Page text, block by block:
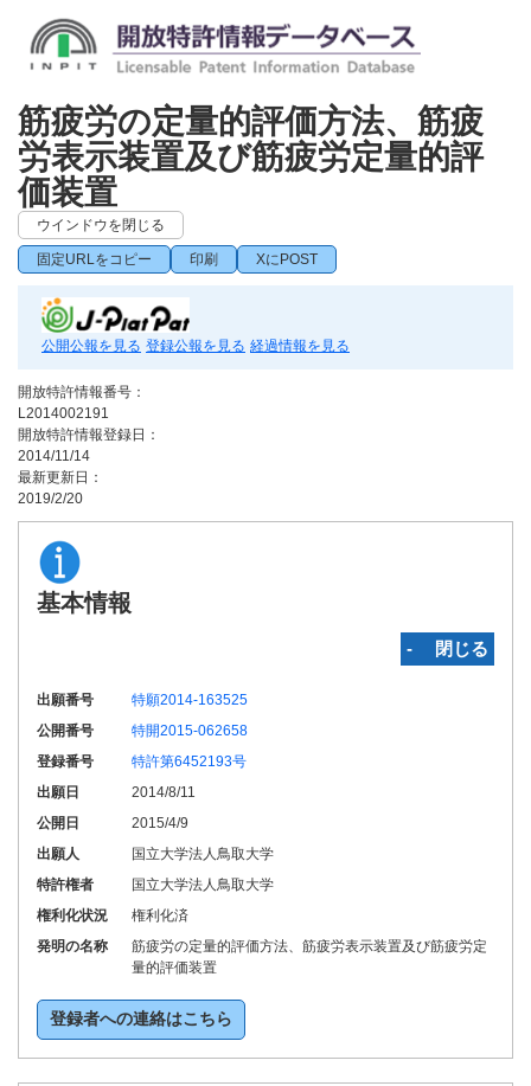
筋疲労の定量的評価方法、筋疲
労表示装置及び筋疲労定量的評
価装置
ウインドウを閉じる
固定URLをコピー 印刷 XにPOST
公開公報を見る 登録公報を見る 経過情報を見る
開放特許情報番号：
L2014002191
開放特許情報登録日：
2014/11/14
最新更新日：
2019/2/20
基本情報
‐ 閉じる
出願番号
特願2014-163525
公開番号
特開2015-062658
登録番号
特許第6452193号
出願日
2014/8/11
公開日
2015/4/9
出願人
国立大学法人鳥取大学
特許権者
国立大学法人鳥取大学
権利化状況
権利化済
発明の名称
筋疲労の定量的評価方法、筋疲労表示装置及び筋疲労定
量的評価装置
登録者への連絡はこちら